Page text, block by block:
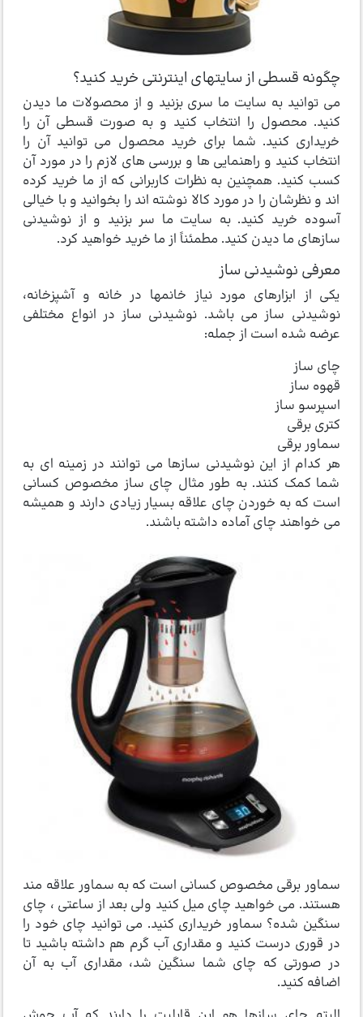
چگونه قسطی از سایتهای اینترنتی خرید کنید؟
می توانید به سایت ما سری بزنید و از محصولات ما دیدن
کنید. محصول را انتخاب کنید و به صورت قسطی آن را
خریداری کنید. شما برای خرید محصول می توانید آن را
انتخاب کنید و راهنمایی ها و بررسی های لازم را در مورد آن
کسب کنید. همچنین به نظرات کاربرانی که از ما خرید کرده
اند و نظرشان را در مورد کالا نوشته اند را بخوانید و با خیالی
آسوده خرید کنید. به سایت ما سر بزنید و از نوشیدنی
سازهای ما دیدن کنید. مطمئناً از ما خرید خواهید کرد.
معرفی نوشیدنی ساز
یکی از ابزارهای مورد نیاز خانمها در خانه و آشپزخانه،
نوشیدنی ساز می باشد. نوشیدنی ساز در انواع مختلفی
عرضه شده است از جمله:
چای ساز
قهوه ساز
اسپرسو ساز
کتری برقی
سماور برقی
هر کدام از این نوشیدنی سازها می توانند در زمینه ای به
شما کمک کنند. به طور مثال چای ساز مخصوص کسانی
است که به خوردن چای علاقه بسیار زیادی دارند و همیشه
می خواهند چای آماده داشته باشند.
سماور برقی مخصوص کسانی است که به سماور علاقه مند
هستند. می خواهید چای میل کنید ولی بعد از ساعتی ، چای
سنگین شده؟ سماور خریداری کنید. می توانید چای خود را
در قوری درست کنید و مقداری آب گرم هم داشته باشید تا
در صورتی که چای شما سنگین شد، مقداری آب به آن
اضافه کنید.